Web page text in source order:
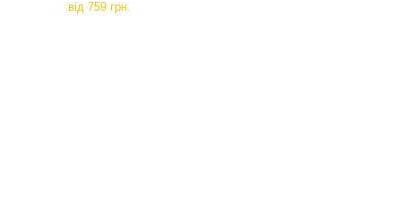
від 759 грн.